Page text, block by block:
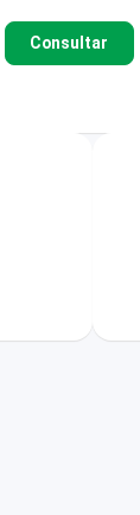
Consultar